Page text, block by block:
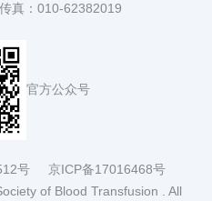
真：010-62382019
官方公众号
号 京ICP备17016468号
of Blood Transfusion . All